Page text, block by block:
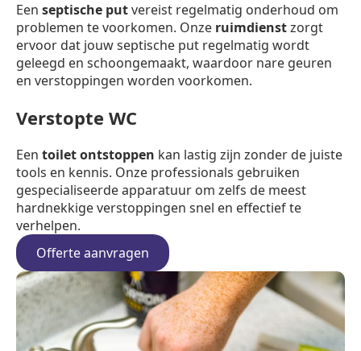
Een septische putvereist regelmatig onderhoud om
problemen te voorkomen. Onze ruimdienstzorgt
ervoor dat jouw septische put regelmatig wordt
geleegd en schoongemaakt, waardoor nare geuren
en verstoppingen worden voorkomen.
Verstopte WC
Een toilet ontstoppen kan lastig zijn zonder de juiste
tools en kennis. Onze professionals gebruiken
gespecialiseerde apparatuur om zelfs de meest
hardnekkige verstoppingen snel en effectief te
verhelpen.
Offerte aanvragen